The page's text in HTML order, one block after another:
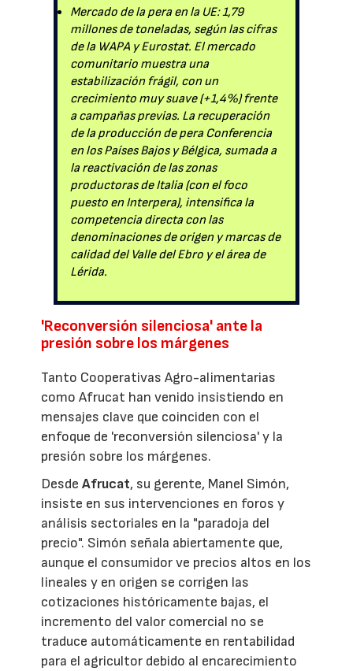
Mercado de la pera en la UE: 1,79
millones de toneladas, según las cifras
de la WAPA y Eurostat. El mercado
comunitario muestra una
estabilización frágil, con un
crecimiento muy suave (+1,4%) frente
a campañas previas. La recuperación
de la producción de pera Conferencia
en los Países Bajos y Bélgica, sumada a
la reactivación de las zonas
productoras de Italia (con el foco
puesto en Interpera), intensifica la
competencia directa con las
denominaciones de origen y marcas de
calidad del Valle del Ebro y el área de
Lérida.
'Reconversión silenciosa' ante la
presión sobre los márgenes
Tanto Cooperativas Agro-alimentarias
como Afrucat han venido insistiendo en
mensajes clave que coinciden con el
enfoque de 'reconversión silenciosa' y la
presión sobre los márgenes.
DesdeAfrucat, su gerente, Manel Simón,
insiste en sus intervenciones en foros y
análisis sectoriales en la "paradoja del
precio". Simón señala abiertamente que,
aunque el consumidor ve precios altos en los
lineales y en origen se corrigen las
cotizaciones históricamente bajas, el
incremento del valor comercial no se
traduce automáticamente en rentabilidad
para el agricultor debido al encarecimiento